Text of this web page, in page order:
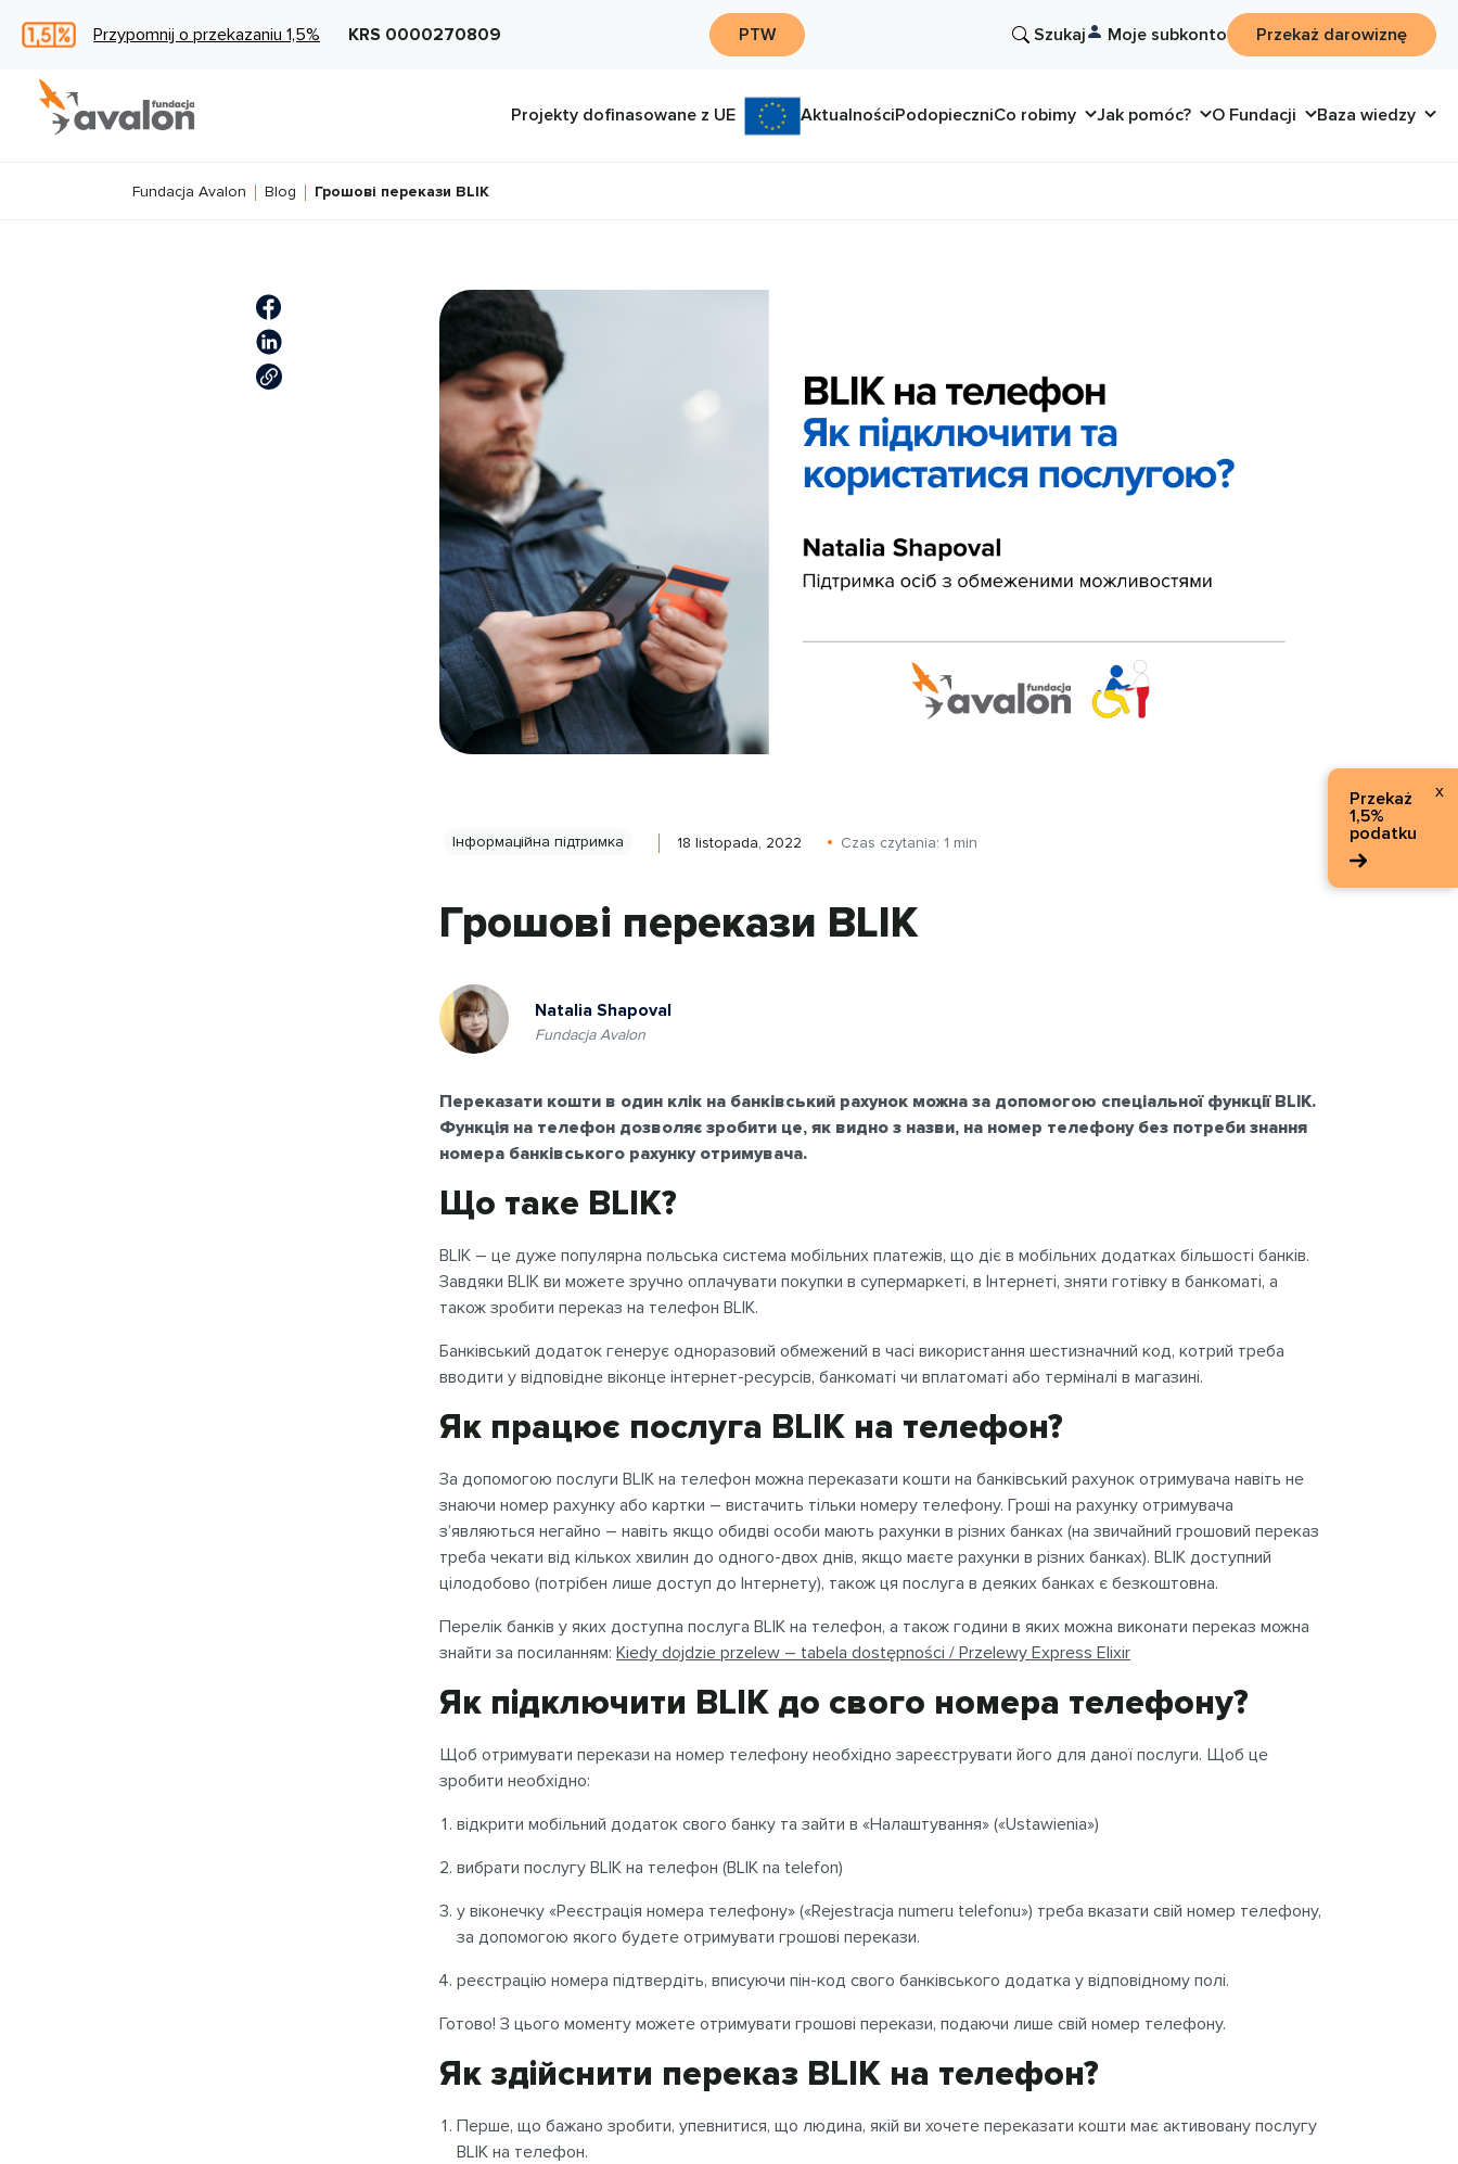
Przekaż
1,5%
podatku
x
Przypomnij o przekazaniu 1,5% KRS 0000270809 PTW Szukaj Moje subkonto Przekaż darowiznę
Projekty dofinasowane z UE AktualnościPodopieczniCo robimy Jak pomóc? O Fundacji Baza wiedzy
Fundacja Avalon Blog Грошові перекази BLIK
Інформаційна підтримка 18 listopada, 2022 Czas czytania: 1 min
Грошові перекази BLIK
Natalia Shapoval
Fundacja Avalon
Переказати кошти в один клік на банківський рахунок можна за допомогою спеціальної функції BLIK.
Функція на телефон дозволяє зробити це, як видно з назви, на номер телефону без потреби знання
номера банківського рахунку отримувача.
Що таке BLIK?
BLIK – це дуже популярна польська система мобільних платежів, що діє в мобільних додатках більшості банків.
Завдяки BLIK ви можете зручно оплачувати покупки в супермаркеті, в Інтернеті, зняти готівку в банкоматі, а
також зробити переказ на телефон BLIK.
Банківський додаток генерує одноразовий обмежений в часі використання шестизначний код, котрий треба
вводити у відповідне віконце інтернет-ресурсів, банкоматі чи вплатоматі або терміналі в магазині.
Як працює послуга BLIK на телефон?
За допомогою послуги BLIK на телефон можна переказати кошти на банківський рахунок отримувача навіть не
знаючи номер рахунку або картки – вистачить тільки номеру телефону. Гроші на рахунку отримувача
з’являються негайно – навіть якщо обидві особи мають рахунки в різних банках (на звичайний грошовий переказ
треба чекати від кількох хвилин до одного-двох днів, якщо маєте рахунки в різних банках). BLIK доступний
цілодобово (потрібен лише доступ до Інтернету), також ця послуга в деяких банках є безкоштовна.
Перелік банків у яких доступна послуга BLIK на телефон, а також години в яких можна виконати переказ можна
знайти за посиланням: Kiedy dojdzie przelew – tabela dostępności / Przelewy Express Elixir
Як підключити BLIK до свого номера телефону?
Щоб отримувати перекази на номер телефону необхідно зареєструвати його для даної послуги. Щоб це
зробити необхідно:
відкрити мобільний додаток свого банку та зайти в «Налаштування» («Ustawienia»)
вибрати послугу BLIK на телефон (BLIK na telefon)
у віконечку «Реєстрація номера телефону» («Rejestracja numeru telefonu») треба вказати свій номер телефону,
за допомогою якого будете отримувати грошові перекази.
реєстрацію номера підтвердіть, вписуючи пін-код свого банківського додатка у відповідному полі.
Готово! З цього моменту можете отримувати грошові перекази, подаючи лише свій номер телефону.
Як здійснити переказ BLIK на телефон?
Перше, що бажано зробити, упевнитися, що людина, якій ви хочете переказати кошти має активовану послугу
BLIK на телефон.